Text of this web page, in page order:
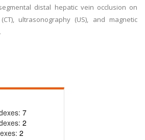
distal hepatic vein occlusion on
ultrasonography (US), and magnetic
7
2
2